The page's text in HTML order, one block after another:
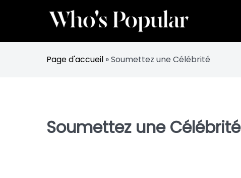
Whos Popular
Suivez les célébrités et influenceurs en vogue
Page d'accueil »Soumettez une Célébrité
Soumettez une Célébrité